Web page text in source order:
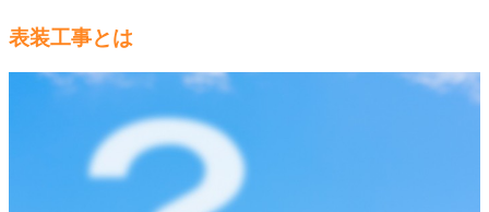
表装工事とは